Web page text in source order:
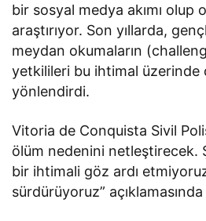
bir sosyal medya akımı olup
araştırıyor. Son yıllarda,
meydan okumaların
yetkilileri bu ihtimal üzerinde
yönlendirdi.
Vitoria de Conquista Sivil
ölüm nedenini netleştirecek.
bir ihtimali göz ardı
sürdürüyoruz”